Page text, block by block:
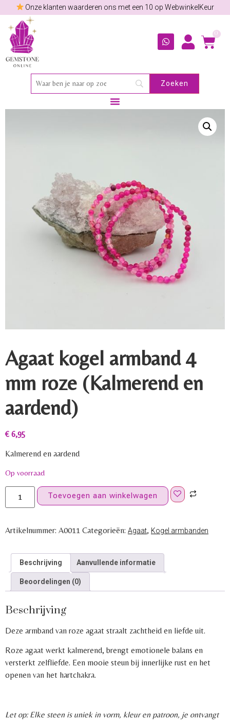
Onze klanten waarderen ons met een 10 op WebwinkelKeur
0
Agaat kogel armband 4
mm roze (Kalmerend en
aardend)
€ 6,95
Kalmerend en aardend
Op voorraad
Toevoegen aan winkelwagen
Artikelnummer: A0011 Categorieën: Agaat, Kogel armbanden
Beschrijving Aanvullende informatie
Beoordelingen (0)
Beschrijving
Deze armband van roze agaat straalt zachtheid en liefde uit.
Roze agaat werkt kalmerend, brengt emotionele balans en
versterkt zelfliefde. Een mooie steun bij innerlijke rust en het
openen van het hartchakra.
Let op: Elke steen is uniek in vorm, kleur en patroon, je ontvangt